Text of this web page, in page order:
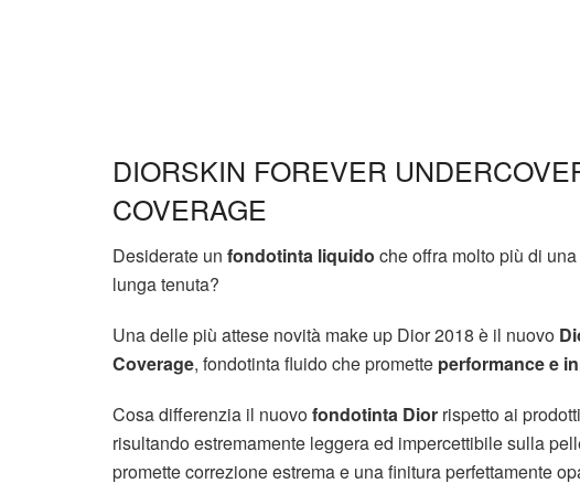
DIORSKIN FOREVER
COVERAGE
Desiderate un fondotinta liquido che offra molto più di
lunga tenuta?
Una delle più attese novità make up Dior 2018 è il nuovo
Coverage, fondotinta fluido che promette performance e
Cosa differenzia il nuovofondotinta Dior rispetto ai
risultando estremamente leggera ed impercettibile sulla
promette correzione estrema e una finitura perfettamente